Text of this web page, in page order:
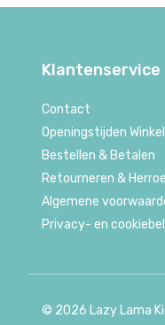
Klantenservice
Contact
Openingstijden Winkel
Bestellen & Betalen
Retourneren &
Algemene
Privacy- en
© 2026 Lazy Lama